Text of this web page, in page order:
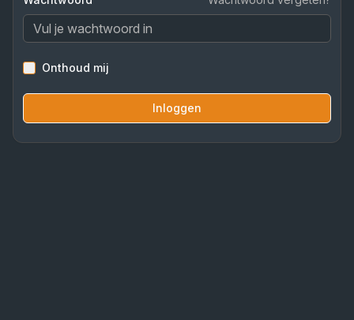
Onthoud mij
Inloggen